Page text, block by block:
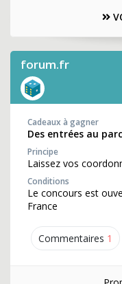
forum.fr
Commentaires 1
Cadeaux à gagner
Des entrées au
Principe
Laissez vos
Conditions
Le concours est
France